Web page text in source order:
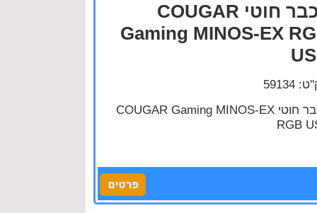
עכבר חוטי COUGAR
Gaming MINOS-EX
עכבר חוטי COUGAR Gaming MINOS-EX
RGB